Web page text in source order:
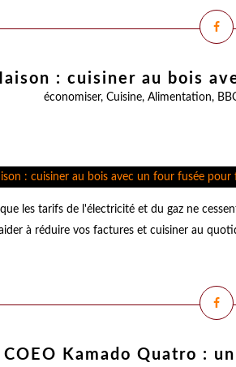
: cuisiner au bois
économiser, Cuisine, Alimentation,
les tarifs de l'électricité et du gaz ne
à réduire vos factures et cuisiner au
COEO Kamado Quatro :